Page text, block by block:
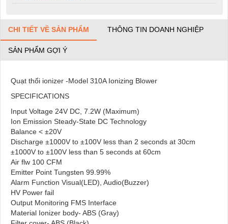
CHI TIẾT VỀ SẢN PHẨM THÔNG TIN DOANH NGHIỆP
SẢN PHẨM GỢI Ý
Quạt thổi ionizer -Model 310A Ionizing Blower
SPECIFICATIONS
Input Voltage 24V DC, 7.2W (Maximum)
Ion Emission Steady-State DC Technology
Balance < ±20V
Discharge ±1000V to ±100V less than 2 seconds at 30cm
±1000V to ±100V less than 5 seconds at 60cm
Air flw 100 CFM
Emitter Point Tungsten 99.99%
Alarm Function Visual(LED), Audio(Buzzer)
HV Power fail
Output Monitoring FMS Interface
Material Ionizer body- ABS (Gray)